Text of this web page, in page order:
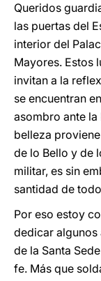
Queridos
las puertas del
interior del
Mayores. Estos
invitan a la
se encuentran
asombro ante la
belleza
de lo Bello y de
militar, es sin
santidad de
Por eso estoy
dedicar algunos
de la Santa
fe. Más que